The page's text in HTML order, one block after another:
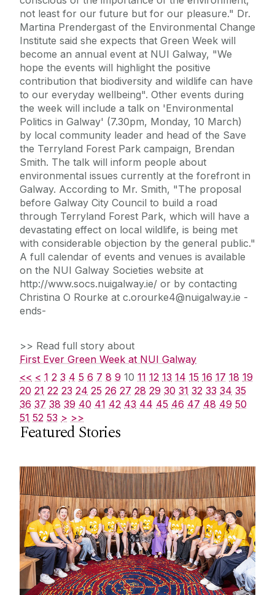
not least for our future but for our pleasure." Dr.
Martina Prendergast of the Environmental Change
Institute said she expects that Green Week will
become an annual event at NUI Galway, "We
hope the events will highlight the positive
contribution that biodiversity and wildlife can have
to our everyday wellbeing". Other events during
the week will include a talk on 'Environmental
Politics in Galway' (7.30pm, Monday, 10 March)
by local community leader and head of the Save
the Terryland Forest Park campaign, Brendan
Smith. The talk will inform people about
environmental issues currently at the forefront in
Galway. According to Mr. Smith, "The proposal
before Galway City Council to build a road
through Terryland Forest Park, which will have a
devastating effect on local wildlife, is being met
with considerable objection by the general public."
A full calendar of events and venues is available
on the NUI Galway Societies website at
http://www.socs.nuigalway.ie/ or by contacting
Christina O Rourke at c.orourke4@nuigalway.ie -
ends-
>> Read full story about
First Ever Green Week at NUI Galway
<< < 1 2 3 4 5 6 7 8 9 10 11 12 13 14 15 16 17 18 19
20 21 22 23 24 25 26 27 28 29 30 31 32 33 34 35
36 37 38 39 40 41 42 43 44 45 46 47 48 49 50
51 52 53 > >>
Featured Stories